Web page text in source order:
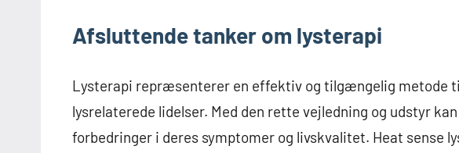
Afsluttende tanker om lysterapi
Lysterapi repræsenterer en effektiv og tilgængelig metode
lysrelaterede lidelser. Med den rette vejledning og udstyr
forbedringer i deres symptomer og livskvalitet. Heat sense